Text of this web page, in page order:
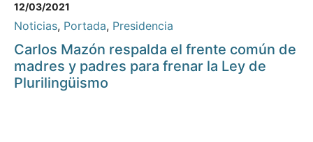
12/03/2021
Noticias, Portada, Presidencia
Carlos Mazón respalda el frente común de
madres y padres para frenar la Ley de
Plurilingüismo